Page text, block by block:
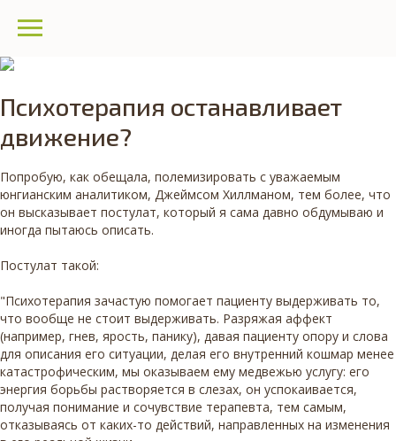
Психотерапия останавливает
движение?
Попробую, как обещала, полемизировать с уважаемым
юнгианским аналитиком, Джеймсом Хиллманом, тем более, что
он высказывает постулат, который я сама давно обдумываю и
иногда пытаюсь описать.
Постулат такой:
"Психотерапия зачастую помогает пациенту выдерживать то,
что вообще не стоит выдерживать. Разряжая аффект
(например, гнев, ярость, панику), давая пациенту опору и слова
для описания его ситуации, делая его внутренний кошмар менее
катастрофическим, мы оказываем ему медвежью услугу: его
энергия борьбы растворяется в слезах, он успокаивается,
получая понимание и сочувствие терапевта, тем самым,
отказываясь от каких-то действий, направленных на изменения